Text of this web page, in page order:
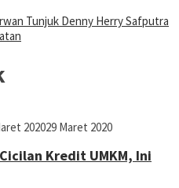
Tunjuk Denny Herry Safputra
202029 Maret 2020
Kredit UMKM, Ini